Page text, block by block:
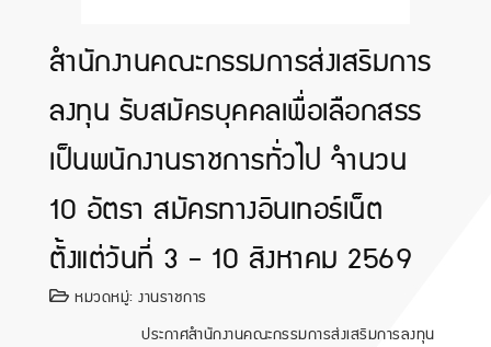
สำนักงานคณะกรรมการส่งเสริมการ
ลงทุน รับสมัครบุคคลเพื่อเลือกสรร
เป็นพนักงานราชการทั่วไป จำนวน
10 อัตรา สมัครทางอินเทอร์เน็ต
ตั้งแต่วันที่ 3 - 10 สิงหาคม 2569
หมวดหมู่: งานราชการ
ประกาศสำนักงานคณะกรรมการส่งเสริมการลงทุน